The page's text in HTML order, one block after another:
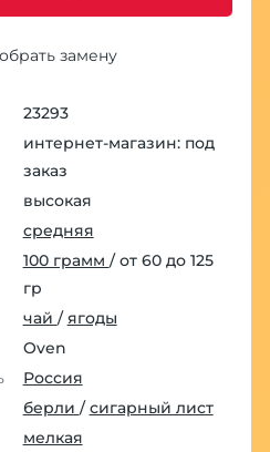
замену
23293
интернет-магазин: под
заказ
высокая
средняя
100 грамм / от 60 до 125
гр
чай /ягоды
Oven
Россия
берли /сигарный лист
мелкая